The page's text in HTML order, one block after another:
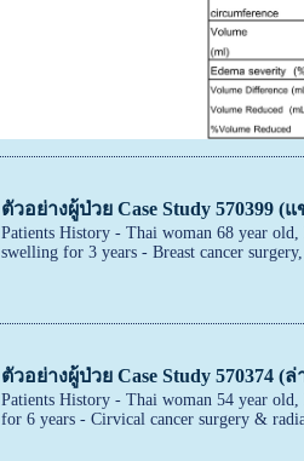
ตัวอย่างผู้ป่วย Case Study 570399 (
Patients History - Thai woman 68 year
swelling for 3 years - Breast cancer
ตัวอย่างผู้ป่วย Case Study 570374 (
Patients History - Thai woman 54 year
for 6 years - Cirvical cancer surgery &